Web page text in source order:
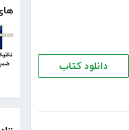
دانلود کتاب